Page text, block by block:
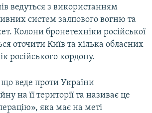
ведуться з використанням
систем залпового вогню та
Колони бронетехніки російської
оточити Київ та кілька обласних
російського кордону.
що веде проти України
на її території та називає це
яка має на меті